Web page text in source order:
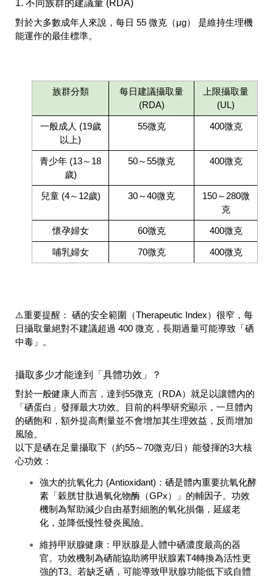
1. 不同族群的建議量 (RDA)
對於大多數成年人來說，每日 55 微克（μg） 是維持生理機
能運作的最佳標準。
族群分類
每日建議攝取量
(RDA)
上限攝取量
(UL)
一般成人 (19歲
以上)
55微克 400微克
青少年 (13～18
歲)
50～55微克 400微克
兒童 (4～12歲) 30～40微克
150～280微
克
懷孕婦女 60微克 400微克
哺乳婦女 70微克 400微克
⚠️重要提醒： 硒的安全範圍（Therapeutic Index）很窄，每
日攝取量絕對不建議超過 400 微克，長期過量可能導致「硒
中毒」。
攝取多少才能達到「具體功效」？
對於一般健康人而言，達到55微克（RDA）就足以讓體內的
「硒蛋白」發揮最大功效。目前的科學研究顯示，一旦體內
的硒飽和，額外提高劑量並不會增加其生理效益，反而增加
風險。
以下是硒在足量攝取下（約55～70微克/日）能發揮的3大核
心功效：
強大的抗氧化力 (Antioxidant)： 硒是體內重要抗氧化酵
素「穀胱甘肽過氧化物酶（GPx）」的輔因子。功效
機制為幫助減少自由基對細胞的氧化損傷，延緩老
化，並降低慢性發炎風險。
維持甲狀腺健康： 甲狀腺是人體中硒濃度最高的器
官。功效機制為硒能協助將甲狀腺素T4轉換為活性更
強的T3。若缺乏硒，可能導致甲狀腺功能低下或自體